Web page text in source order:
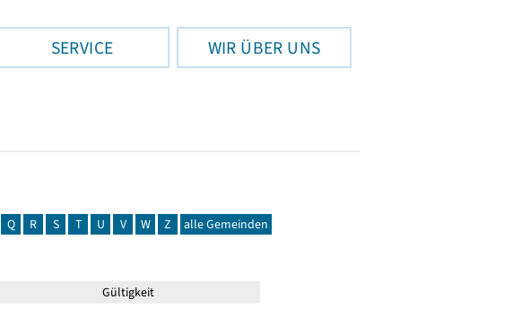
SERVICE WIR ÜBER UNS
Q R S T U V W Z alle Gemeinden
Gültigkeit